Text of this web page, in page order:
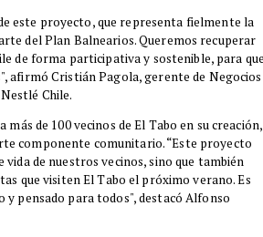
este proyecto, que representa fielmente la
del Plan Balnearios. Queremos recuperar
de forma participativa y sostenible, para
afirmó Cristián Pagola, gerente de Negocios
Chile.
de 100 vecinos de El Tabo en su creación,
componente comunitario. “Este proyecto
vida de nuestros vecinos, sino que también
que visiten El Tabo el próximo verano. Es
y pensado para todos", destacó Alfonso